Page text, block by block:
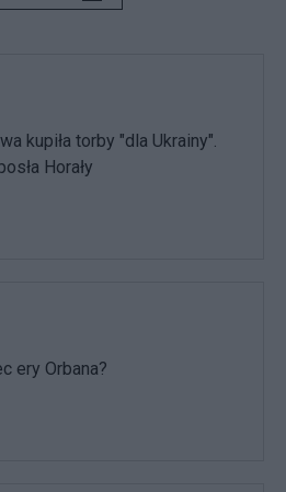
kupiła torby "dla Ukrainy".
Horały
ery Orbana?